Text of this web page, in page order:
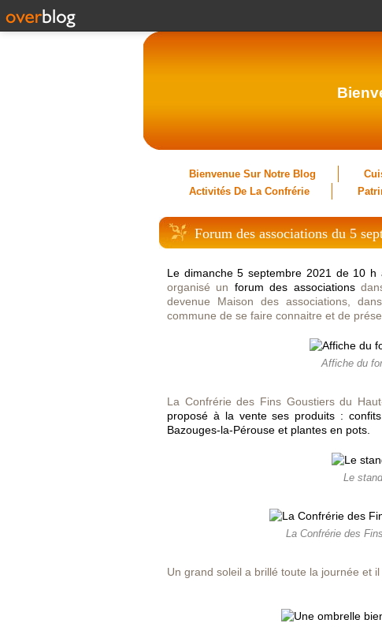
Bienvenue Sur Notre Blog
Activités De La Confrérie
Forum des associations du 5
Le dimanche 5 septembre 2021 de 10 h
organisé un forum des associations
devenue Maison des associations,
commune de se faire connaitre et de
Affiche du
La Confrérie des Fins Goustiers du
proposé à la vente ses produits :
Bazouges-la-Pérouse et plantes en pots.
Le
La Confrérie des
Un grand soleil a brillé toute la journée et